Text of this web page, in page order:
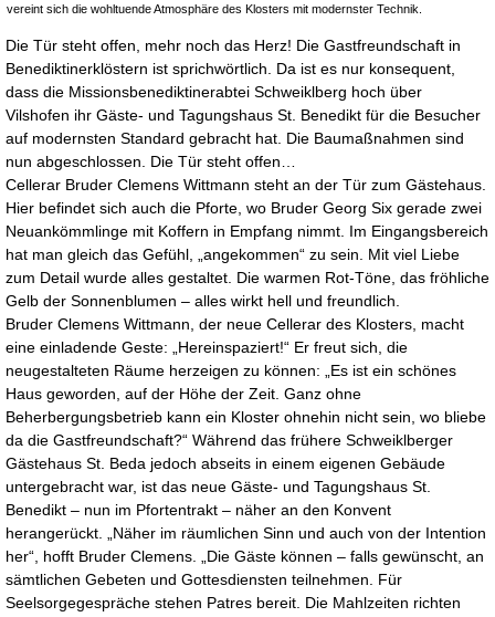
vereint sich die wohltuende Atmosphäre des
Die Tür steht offen, mehr noch das Herz! Die Gastfreundschaft in
Benediktinerklöstern ist sprichwörtlich. Da ist es nur konsequent,
dass die Missionsbenediktinerabtei Schweiklberg hoch über
Vilshofen ihr Gäste- und Tagungshaus St. Benedikt für die Besucher
auf modernsten Standard gebracht hat. Die Baumaßnahmen sind
nun abgeschlossen. Die Tür steht offen…
Cellerar Bruder Clemens Wittmann steht an der Tür zum Gästehaus.
Hier befindet sich auch die Pforte, wo Bruder Georg Six gerade zwei
Neuankömmlinge mit Koffern in Empfang nimmt. Im Eingangsbereich
hat man gleich das Gefühl, „angekommen“ zu sein. Mit viel Liebe
zum Detail wurde alles gestaltet. Die warmen Rot-Töne, das fröhliche
Gelb der Sonnenblumen – alles wirkt hell und freundlich.
Bruder Clemens Wittmann, der neue Cellerar des Klosters, macht
eine einladende Geste: „Hereinspaziert!“ Er freut sich, die
neugestalteten Räume herzeigen zu können: „Es ist ein schönes
Haus geworden, auf der Höhe der Zeit. Ganz ohne
Beherbergungsbetrieb kann ein Kloster ohnehin nicht sein, wo bliebe
da die Gastfreundschaft?“ Während das frühere Schweiklberger
Gästehaus St. Beda jedoch abseits in einem eigenen Gebäude
untergebracht war, ist das neue Gäste- und Tagungshaus St.
Benedikt – nun im Pfortentrakt – näher an den Konvent
herangerückt. „Näher im räumlichen Sinn und auch von der Intention
her“, hofft Bruder Clemens. „Die Gäste können – falls gewünscht, an
sämtlichen Gebeten und Gottesdiensten teilnehmen. Für
Seelsorgegespräche stehen Patres bereit. Die Mahlzeiten richten